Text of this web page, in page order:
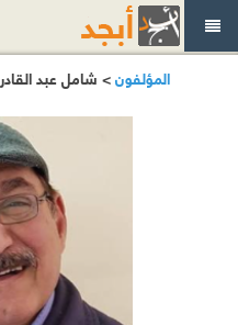
المؤلفون> شامل عبد القادر